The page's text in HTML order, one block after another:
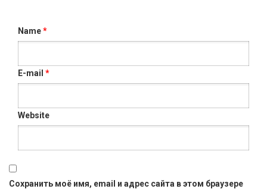
Name*
E-mail *
Website
Сохранить моё имя, email и адрес сайта в этом браузере